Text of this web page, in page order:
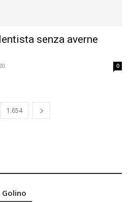
senza averne
0
1.654